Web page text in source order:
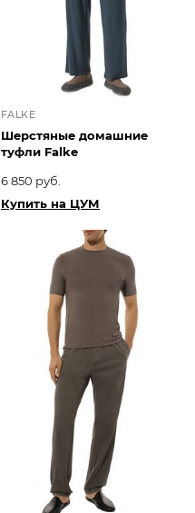
FALKE
Шерстяные домашние
туфли Falke
6 850 руб.
Купить на ЦУМ